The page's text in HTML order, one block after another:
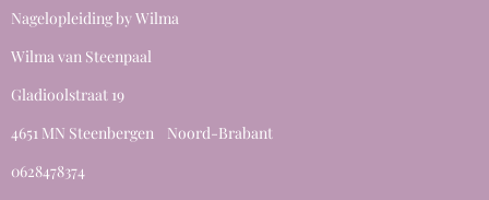
Nagelopleiding by Wilma
Wilma van Steenpaal
Gladioolstraat 19
4651 MN Steenbergen Noord-Brabant
0628478374